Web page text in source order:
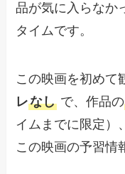
品が気に入らなか
タイムです。
この映画を初めて
レなし で、作品の
イムまでに限定）
この映画の予習情